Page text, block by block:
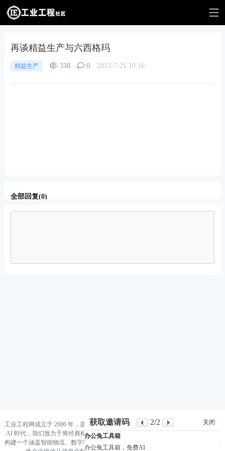
再谈精益生产与六西格玛
精益生产 338 0 2012-7-21 10:16
全部回复(0)
关闭
获取邀请码 2/2
办公兔工具箱
办公兔工具箱，免费AI
工业工程网成立于 2006 年，是国内领先的工业工程与智能制造知识集成平台。 在
AI 时代，我们致力于将经典精益生产（Lean）与前沿人工智能（AI）深度融合，
构建一个涵盖智能物流、数字孪生、数据驱动决策的“新工业工程”生态系统，为制